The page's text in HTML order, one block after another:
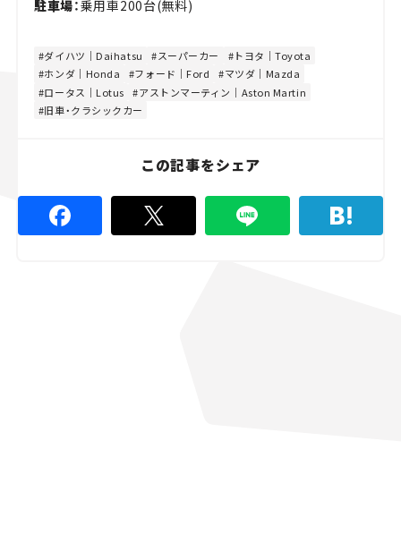
駐車場：乗用車200台(無料)
ダイハツ｜Daihatsu スーパーカー
トヨタ｜Toyota
ホンダ｜Honda
フォード｜Ford
マツダ｜Mazda
ロータス｜Lotus
アストンマーティン｜Aston Martin
旧車・クラシックカー
この記事をシェア